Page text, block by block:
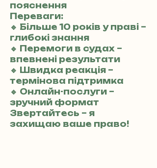
пояснення
Переваги:
🔹 Більше 10 років у праві –
глибокі знання
🔹 Перемоги в судах –
впевнені результати
🔹 Швидка реакція –
термінова підтримка
🔹 Онлайн-послуги –
зручний формат
Звертайтесь – я
захищаю ваше право!